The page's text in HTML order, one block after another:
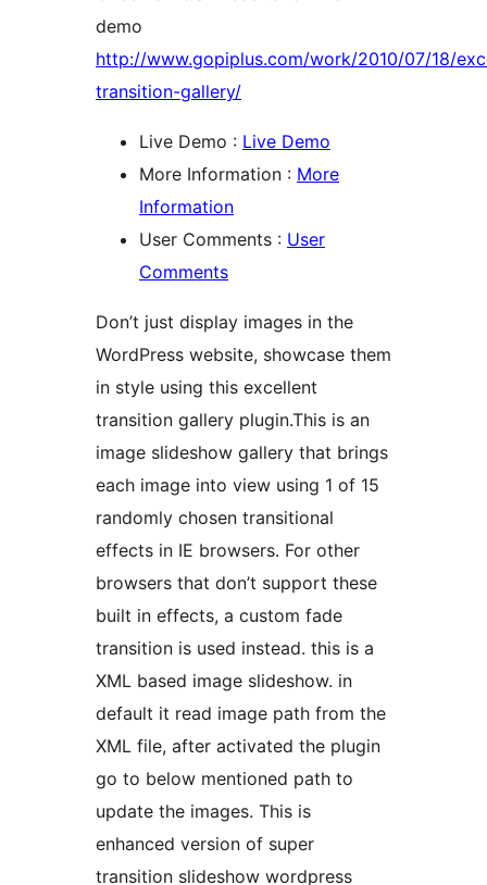
demo
http://www.gopiplus.com/work/2010/07/18/
transition-gallery/
Live Demo : Live Demo
More Information : More
Information
User Comments : User
Comments
Don’t just display images in the
WordPress website, showcase them
in style using this excellent
transition gallery plugin.This is an
image slideshow gallery that brings
each image into view using 1 of 15
randomly chosen transitional
effects in IE browsers. For other
browsers that don’t support these
built in effects, a custom fade
transition is used instead. this is a
XML based image slideshow. in
default it read image path from the
XML file, after activated the plugin
go to below mentioned path to
update the images. This is
enhanced version of super
transition slideshow wordpress